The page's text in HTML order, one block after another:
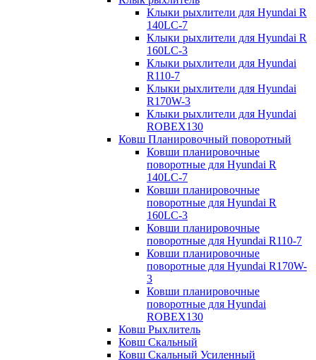
Клыки рыхлители для Hyundai R
140LC-7
Клыки рыхлители для Hyundai R
160LC-3
Клыки рыхлители для Hyundai
R110-7
Клыки рыхлители для Hyundai
R170W-3
Клыки рыхлители для Hyundai
ROBEX130
Ковш Планировочный поворотный
Ковши планировочные
поворотные для Hyundai R
140LC-7
Ковши планировочные
поворотные для Hyundai R
160LC-3
Ковши планировочные
поворотные для Hyundai R110-7
Ковши планировочные
поворотные для Hyundai R170W-
3
Ковши планировочные
поворотные для Hyundai
ROBEX130
Ковш Рыхлитель
Ковш Скальный
Ковш Скальный Усиленный